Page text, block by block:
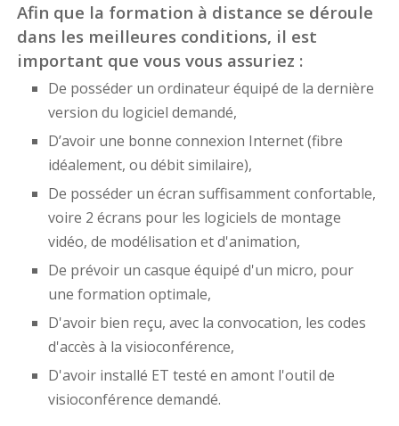
Afin que la formation à distance se déroule
dans les meilleures conditions, il est
important que vous vous assuriez :
De posséder un ordinateur équipé de la dernière
version du logiciel demandé,
D’avoir une bonne connexion Internet (fibre
idéalement, ou débit similaire),
De posséder un écran suffisamment confortable,
voire 2 écrans pour les logiciels de montage
vidéo, de modélisation et d'animation,
De prévoir un casque équipé d'un micro, pour
une formation optimale,
D'avoir bien reçu, avec la convocation, les codes
d'accès à la visioconférence,
D'avoir installé ET testé en amont l'outil de
visioconférence demandé.